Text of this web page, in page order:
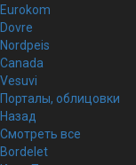
Eurokom
Dovre
Nordpeis
Canada
Vesuvi
Порталы, облицовки
Назад
Смотреть все
Bordelet